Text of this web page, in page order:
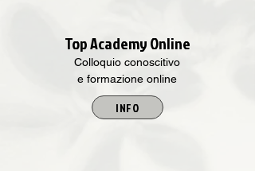
Top Academy Online
Colloquio conoscitivo
e formazione online
INFO